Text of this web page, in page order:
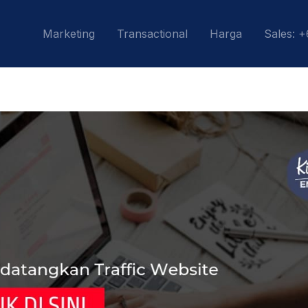
Marketing Transactional Harga Sales: